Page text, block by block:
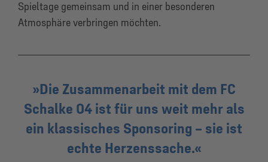
Spieltage gemeinsam und in einer besonderen
Atmosphäre verbringen möchten.
Die Zusammenarbeit mit dem FC
Schalke 04 ist für uns weit mehr als
ein klassisches Sponsoring – sie ist
echte Herzenssache.